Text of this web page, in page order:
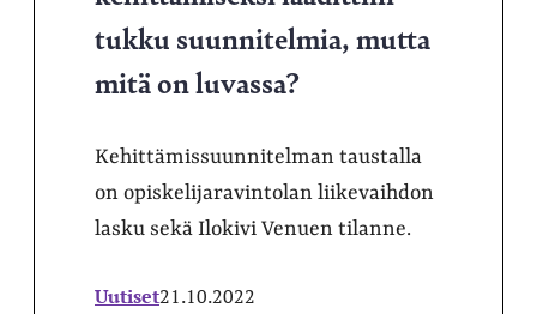
tukku suunnitelmia, mutta
mitä on luvassa?
Kehittämissuunnitelman taustalla
on opiskelijaravintolan liikevaihdon
lasku sekä Ilokivi Venuen tilanne.
Uutiset21.10.2022